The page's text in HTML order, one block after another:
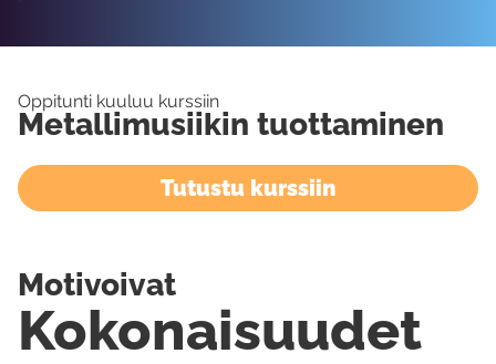
Oppitunti kuuluu kurssiin
Metallimusiikin tuottaminen
Tutustu kurssiin
Kokonaisuudet
Motivoivat